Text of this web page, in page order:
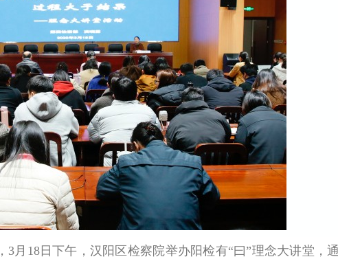
月18日下午，汉阳区检察院举办阳检有“曰”理念大讲堂，